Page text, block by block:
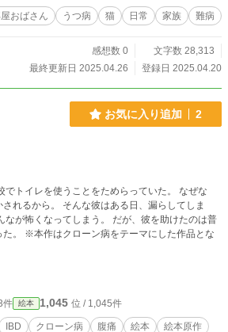
おばさん うつ病 猫 日常 家族 難病
感想数 0
文字数 28,313
最終更新日 2025.04.26
登録日 2025.04.20
お気に入り追加 2
でトイレを使うことをためらっていた。 なぜな
れるから。 そんな彼はある日、漏らしてしま
なが怖くなってしまう。 だが、彼を助けたのは普
作品とな
件 絵本 1,045 位 / 1,045件
IBD クローン病 腹痛 絵本
絵本原作